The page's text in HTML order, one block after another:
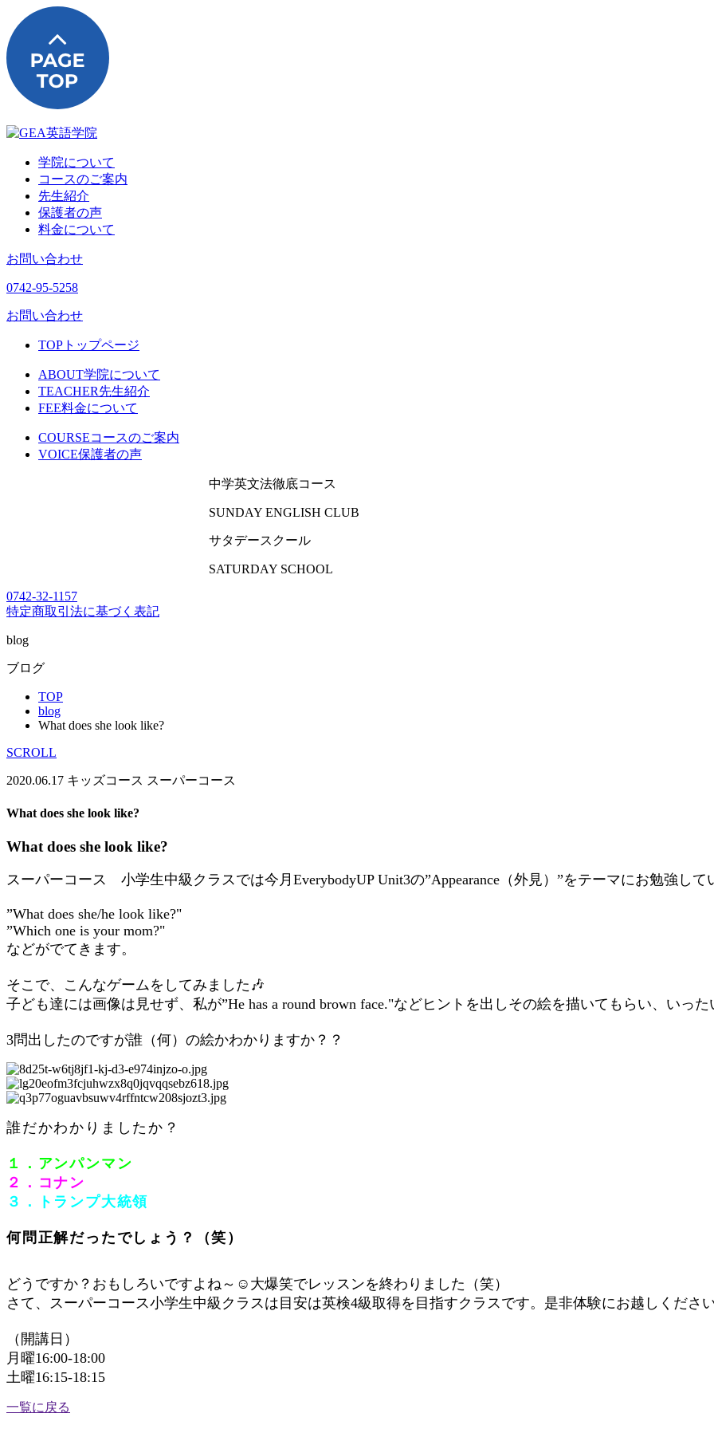
学院について
コースのご案内
先生紹介
保護者の声
料金について
お問い合わせ
0742-95-5258
お問い合わせ
TOP トップページ
ABOUT学院について
TEACHER先生紹介
FEE料金について
COURSEコースのご案内
VOICE保護者の声
中学英文法徹底コース
SUNDAY ENGLISH CLUB
サタデースクール
SATURDAY SCHOOL
0742-32-1157
特定商取引法に基づく表記
blog
ブログ
TOP
blog
What does she look like?
SCROLL
2020.06.17 キッズコース スーパーコース
What does she look like?
What does she look like?
スーパーコース 小学生中級クラスでは今月EverybodyUP Unit3の”Appearance（外見）”をテーマにお勉強して
”What does she/he look like?"
”Which one is your mom?"
などがでてきます。
そこで、こんなゲームをしてみました🎶
子ども達には画像は見せず、私が”He has a round brown face."などヒントを出しその絵を描いてもらい、い
3問出したのですが誰（何）の絵かわかりますか？？
誰だかわかりましたか？
１．アンパンマン
２．コナン
３．トランプ大統領
何問正解だったでしょう？（笑）
どうですか？おもしろいですよね～☺大爆笑でレッスンを終わりました（笑）
さて、スーパーコース小学生中級クラスは目安は英検4級取得を目指すクラスです。是非体験にお越しくださ
（開講日）
月曜16:00-18:00
土曜16:15-18:15
一覧に戻る